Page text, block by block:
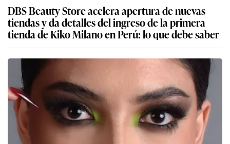
DBS Beauty Store acelera apertura de nuevas
tiendas y da detalles del ingreso de la primera
tienda de Kiko Milano en Perú: lo que debe saber